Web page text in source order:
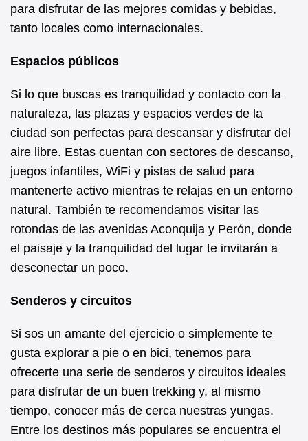
para disfrutar de las mejores comidas y bebidas,
tanto locales como internacionales.
Espacios públicos
Si lo que buscas es tranquilidad y contacto con la
naturaleza, las plazas y espacios verdes de la
ciudad son perfectas para descansar y disfrutar del
aire libre. Estas cuentan con sectores de descanso,
juegos infantiles, WiFi y pistas de salud para
mantenerte activo mientras te relajas en un entorno
natural. También te recomendamos visitar las
rotondas de las avenidas Aconquija y Perón, donde
el paisaje y la tranquilidad del lugar te invitarán a
desconectar un poco.
Senderos y circuitos
Si sos un amante del ejercicio o simplemente te
gusta explorar a pie o en bici, tenemos para
ofrecerte una serie de senderos y circuitos ideales
para disfrutar de un buen trekking y, al mismo
tiempo, conocer más de cerca nuestras yungas.
Entre los destinos más populares se encuentra el